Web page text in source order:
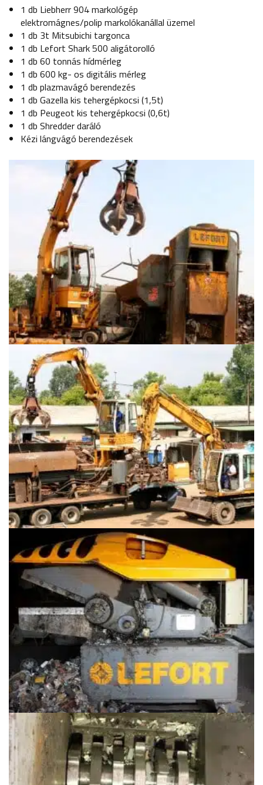
1 db Liebherr 904 markológép
elektromágnes/polip markolókanállal üzemel
1 db 3t Mitsubichi targonca
1 db Lefort Shark 500 aligátorolló
1 db 60 tonnás hídmérleg
1 db 600 kg- os digitális mérleg
1 db plazmavágó berendezés
1 db Gazella kis tehergépkocsi (1,5t)
1 db Peugeot kis tehergépkocsi (0,6t)
1 db Shredder daráló
Kézi lángvágó berendezések